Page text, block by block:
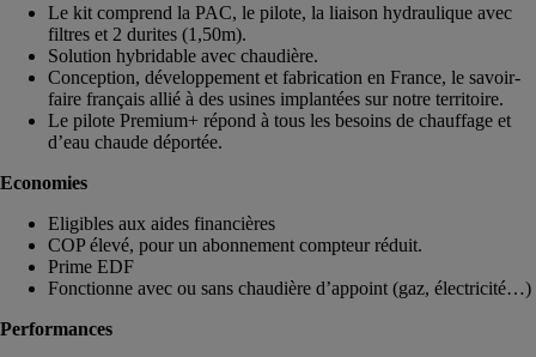
Le kit comprend la PAC, le pilote, la liaison hydraulique avec
filtres et 2 durites (1,50m).
Solution hybridable avec chaudière.
Conception, développement et fabrication en France, le savoir-
faire français allié à des usines implantées sur notre territoire.
Le pilote Premium+ répond à tous les besoins de chauffage et
d’eau chaude déportée.
Economies
Eligibles aux aides financières
COP élevé, pour un abonnement compteur réduit.
Prime EDF
Fonctionne avec ou sans chaudière d’appoint (gaz, électricité…)
Performances